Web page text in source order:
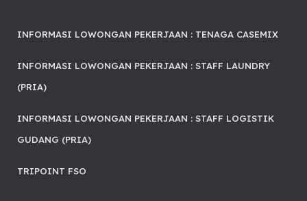
INFORMASI LOWONGAN PEKERJAAN : TENAGA CASEMIX
INFORMASI LOWONGAN PEKERJAAN : STAFF LAUNDRY
(PRIA)
INFORMASI LOWONGAN PEKERJAAN : STAFF LOGISTIK
GUDANG (PRIA)
TRIPOINT FSO